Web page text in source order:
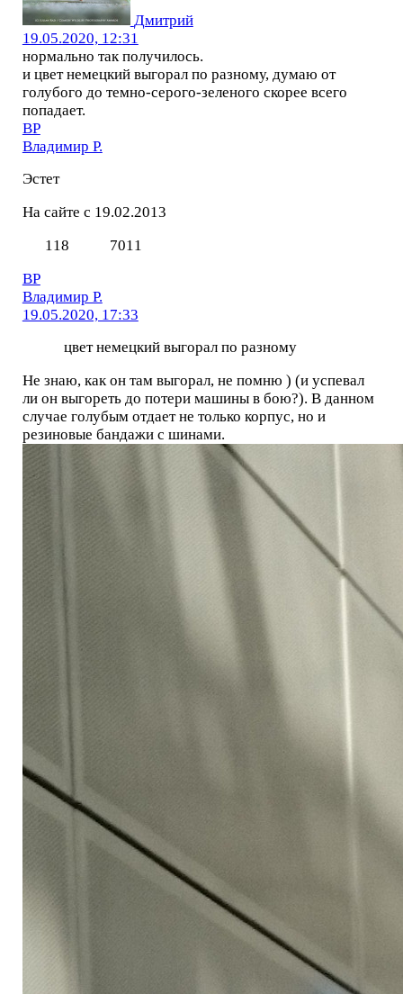
Дмитрий
19.05.2020, 12:31
нормально так получилось.
и цвет немецкий выгорал по разному, думаю от
голубого до темно-серого-зеленого скорее всего
попадает.
ВР
Владимир Р.
Эстет
На сайте с 19.02.2013
118
7011
ВР
Владимир Р.
19.05.2020, 17:33
цвет немецкий выгорал по разному
Не знаю, как он там выгорал, не помню ) (и успевал
ли он выгореть до потери машины в бою?). В данном
случае голубым отдает не только корпус, но и
резиновые бандажи с шинами.